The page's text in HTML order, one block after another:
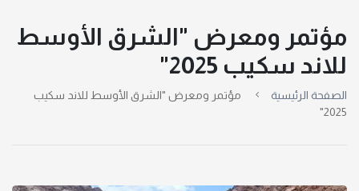
مؤتمر ومعرض "الشرق الأوسط
للاند سكيب 2025"
الصفحة الرئيسية
مؤتمر ومعرض "الشرق الأوسط للاند سكيب
2025"